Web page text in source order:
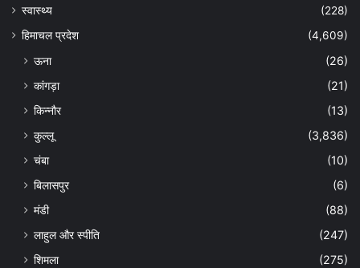
स्वास्थ्य
(228)
हिमाचल प्रदेश
(4,609)
ऊना
(26)
कांगड़ा
(21)
किन्नौर
(13)
कुल्लू
(3,836)
चंबा
(10)
बिलासपुर
(6)
मंडी
(88)
लाहुल और स्पीति
(247)
शिमला
(275)